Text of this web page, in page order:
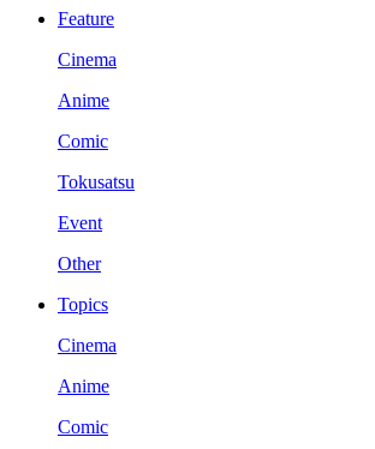
Feature
Cinema
Anime
Comic
Tokusatsu
Event
Other
Topics
Cinema
Anime
Comic